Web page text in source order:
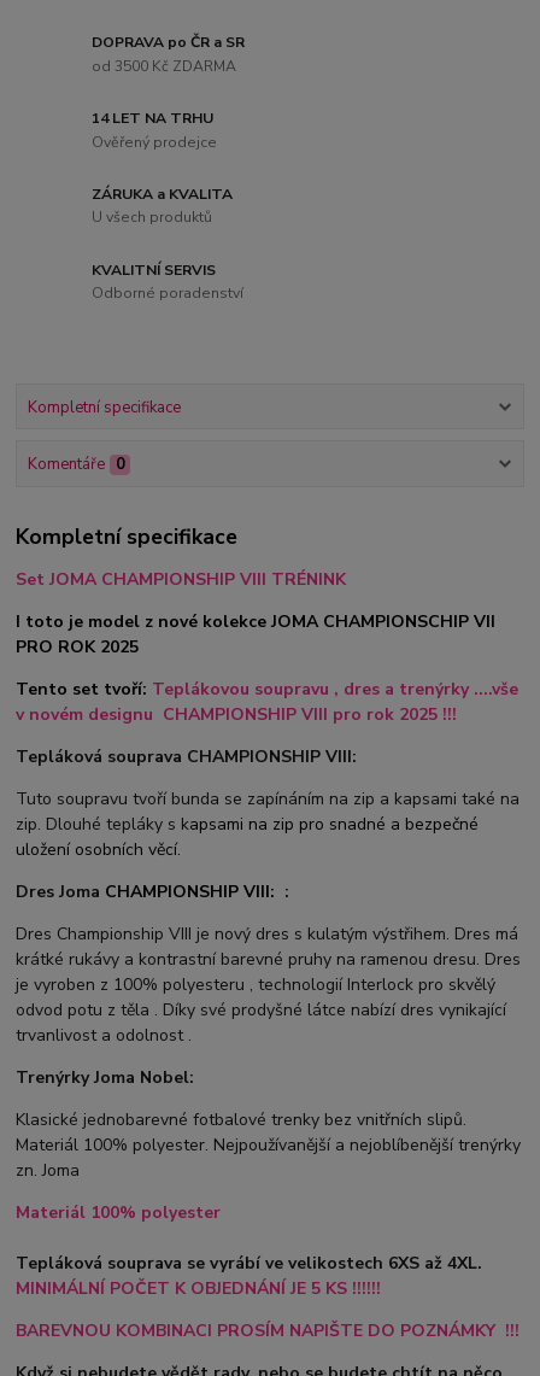
DOPRAVA po ČR a SR
od 3500 Kč ZDARMA
14 LET NA TRHU
Ověřený prodejce
ZÁRUKA a KVALITA
U všech produktů
KVALITNÍ SERVIS
Odborné poradenství
Kompletní specifikace
Komentáře 0
Kompletní specifikace
Set JOMA CHAMPIONSHIP VIII TRÉNINK
I toto je model z nové kolekce JOMA CHAMPIONSCHIP VII
PRO ROK 2025
Tento set tvoří: Teplákovou soupravu , dres a trenýrky ....vše
v novém designu CHAMPIONSHIP VIII pro rok 2025 !!!
Tepláková souprava CHAMPIONSHIP VIII:
Tuto soupravu tvoří bunda se zapínáním na zip a kapsami také na
zip. Dlouhé tepláky s kapsami na zip pro snadné a bezpečné
uložení osobních věcí.
Dres Joma CHAMPIONSHIP VIII: :
Dres Championship VIII je nový dres s kulatým výstřihem. Dres má
krátké rukávy a kontrastní barevné pruhy na ramenou dresu. Dres
je vyroben z 100% polyesteru , technologií Interlock pro skvělý
odvod potu z těla . Díky své prodyšné látce nabízí dres vynikající
trvanlivost a odolnost .
Trenýrky Joma Nobel:
Klasické jednobarevné fotbalové trenky bez vnitřních slipů.
Materiál 100% polyester. Nejpoužívanější a nejoblíbenější trenýrky
zn. Joma
Materiál 100% polyester
Tepláková souprava se vyrábí ve velikostech 6XS až 4XL.
MINIMÁLNÍ POČET K OBJEDNÁNÍ JE 5 KS !!!!!!
BAREVNOU KOMBINACI PROSÍM NAPIŠTE DO POZNÁMKY !!!